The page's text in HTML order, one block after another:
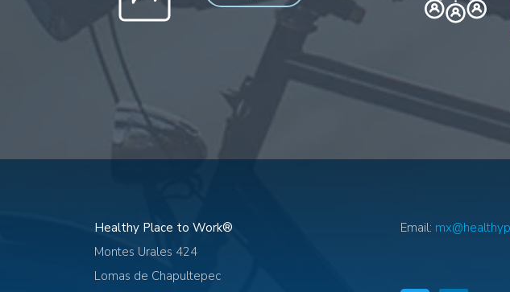
Healthy Place to Work®
Montes Urales 424
Lomas de Chapultepec
Email: